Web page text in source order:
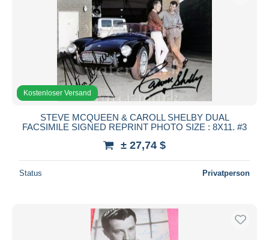
Kostenloser Versand
STEVE MCQUEEN & CAROLL SHELBY DUAL
FACSIMILE SIGNED REPRINT PHOTO SIZE : 8X11. #3
± 27,74 $
Status Privatperson